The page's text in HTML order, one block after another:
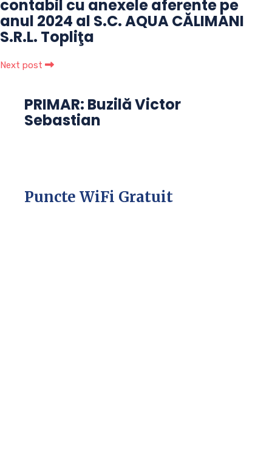
contabil cu anexele aferente pe
anul 2024 al S.C. AQUA CĂLIMANI
S.R.L. Topliţa
Next post
PRIMAR: Buzilă Victor
Sebastian
Puncte WiFi Gratuit